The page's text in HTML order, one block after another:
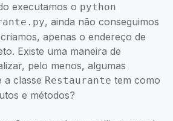
executamos o python
, ainda não conseguimos
apenas o endereço de
Existe uma maneira de
pelo menos, algumas
a classe Restaurante tem como
e métodos?